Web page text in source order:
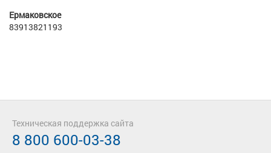
Ермаковское
83913821193
Техническая поддержка сайта
8 800 600-03-38